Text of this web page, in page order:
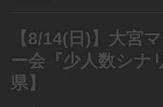
【8/14(日)】大宮
ー会『少人数シナ
県】